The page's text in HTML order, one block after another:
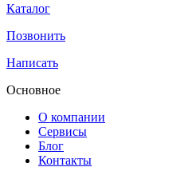
Каталог
Позвонить
Написать
Основное
О компании
Сервисы
Блог
Контакты